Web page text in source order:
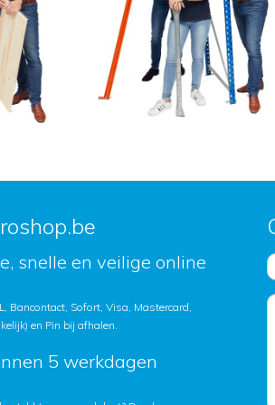
snelle en veilige online
Bancontact, Sofort, Visa, Mastercard,
en Pin bij afhalen.
5 werkdagen